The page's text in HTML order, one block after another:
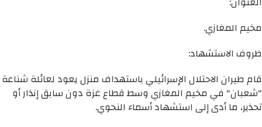
مخيم المغازي.
ظروف الاستشهاد:
قام طيران الاحتلال الإسرائيلي باستهداف منزل يعود لعائلة شناعة
"شعبان" في مخيم المغازي وسط قطاع غزة دون سابق إنذار أو
تحذير، ما أدى إلى استشهاد أسماء النحوي.